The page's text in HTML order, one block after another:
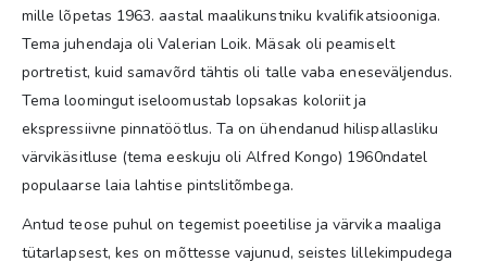
mille lõpetas 1963. aastal maalikunstniku kvalifikatsiooniga.
Tema juhendaja oli Valerian Loik. Mäsak oli peamiselt
portretist, kuid samavõrd tähtis oli talle vaba eneseväljendus.
Tema loomingut iseloomustab lopsakas koloriit ja
ekspressiivne pinnatöötlus. Ta on ühendanud hilispallasliku
värvikäsitluse (tema eeskuju oli Alfred Kongo) 1960ndatel
populaarse laia lahtise pintslitõmbega.
Antud teose puhul on tegemist poeetilise ja värvika maaliga
tütarlapsest, kes on mõttesse vajunud, seistes lillekimpudega